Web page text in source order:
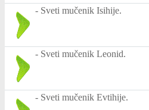
- Sveti mučenik Isihije.
- Sveti mučenik Leonid.
- Sveti mučenik Evtihije.